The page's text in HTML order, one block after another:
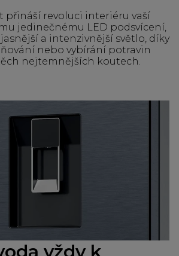
přináší revoluci interiéru vaší
jedinečnému LED podsvícení,
a intenzivnější světlo, díky
nebo vybírání potravin
nejtemnějších koutech.